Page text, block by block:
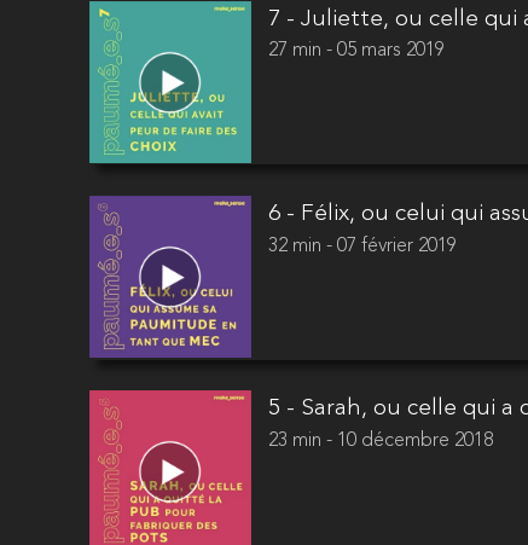
7 - Juliette, ou celle qui
27 min - 05 mars 2019
6 - Félix, ou celui qui
32 min - 07 février 2019
5 - Sarah, ou celle qui
23 min - 10 décembre 2018